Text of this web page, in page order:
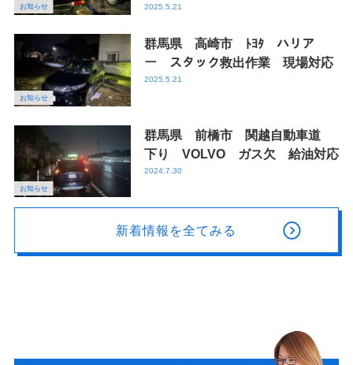
お知らせ 2025.5.21
お知らせ
群馬県 高崎市 ﾄﾖﾀ ハリア
ー スタック救出作業 現場対応
2025.5.21
お知らせ
群馬県 前橋市 関越自動車道
下り VOLVO ガス欠 給油対応
2024.7.30
新着情報を全てみる